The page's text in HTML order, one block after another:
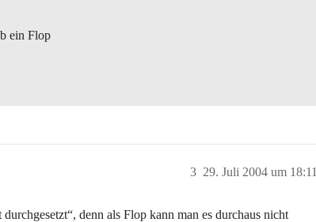
ein Flop
29. Juli 2004 um 18:11
3
denn als Flop kann man es durchaus nicht